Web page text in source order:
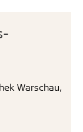
Warschau,